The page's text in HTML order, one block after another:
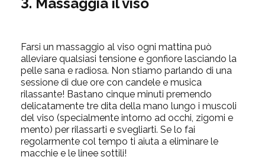
Farsi un massaggio al viso ogni mattina può
alleviare qualsiasi tensione e gonfiore lasciando la
pelle sana e radiosa. Non stiamo parlando di una
sessione di due ore con candele e musica
rilassante! Bastano cinque minuti premendo
delicatamente tre dita della mano lungo i muscoli
del viso (specialmente intorno ad occhi, zigomi e
mento) per rilassarti e svegliarti. Se lo fai
regolarmente col tempo ti aiuta a eliminare le
macchie e le linee sottili!